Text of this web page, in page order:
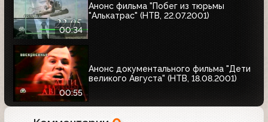
00:34
Анонс фильма "Побег из тюрьмы
"Алькатрас" (НТВ, 22.07.2001)
00:55
Анонс документального фильма "Дети
великого Августа" (НТВ, 18.08.2001)